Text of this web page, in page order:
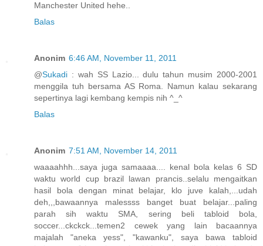
Manchester United hehe..
Balas
Anonim 6:46 AM, November 11, 2011
@Sukadi : wah SS Lazio... dulu tahun musim 2000-2001
menggila tuh bersama AS Roma. Namun kalau sekarang
sepertinya lagi kembang kempis nih ^_^
Balas
Anonim 7:51 AM, November 14, 2011
waaaahhh...saya juga samaaaa.... kenal bola kelas 6 SD
waktu world cup brazil lawan prancis..selalu mengaitkan
hasil bola dengan minat belajar, klo juve kalah,...udah
deh,,,bawaannya malessss banget buat belajar...paling
parah sih waktu SMA, sering beli tabloid bola,
soccer...ckckck...temen2 cewek yang lain bacaannya
majalah "aneka yess", "kawanku", saya bawa tabloid